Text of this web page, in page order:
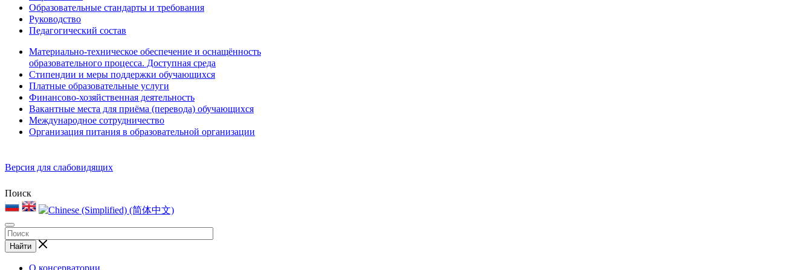
Образовательные стандарты и требования
Руководство
Педагогический состав
Материально-техническое обеспечение и оснащённость
образовательного процесса. Доступная среда
Стипендии и меры поддержки обучающихся
Платные образовательные услуги
Финансово-хозяйственная деятельность
Вакантные места для приёма (перевода) обучающихся
Международное сотрудничество
Организация питания в образовательной организации
Версия для слабовидящих
Поиск
Найти
О консерватории